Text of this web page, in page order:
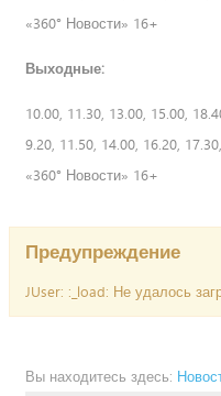
«360° Новости» 16+
Выходные:
10.00, 11.30, 13.00, 15.00,
9.20, 11.50, 14.00, 16.20,
«360° Новости» 16+
Предупреждение
JUser: :_load: Не удалось
Вы находитесь здесь: